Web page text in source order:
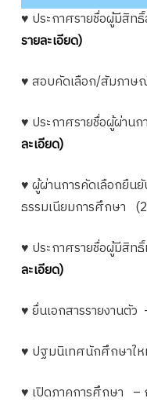
♥ ประกาศรายชื่อผู้มีสิ
รายละเอียด)
♥ สอบคัดเลือก/สัมภาษ
♥ ประกาศรายชื่อผู้ผ่าน
ละเอียด)
♥ ผู้ผ่านการคัดเลือกยืนยั
ธรรมเนียมการศึกษา
♥ ประกาศรายชื่อผู้มีสิท
ละเอียด)
♥ ยื่นเอกสารรายงานตั
♥ ปฐมนิเทศนักศึกษาใ
♥ เปิดภาคการศึกษา –